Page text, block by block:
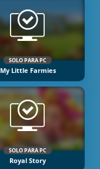
SOLO PARA PC
My Little Farmies
SOLO PARA PC
Royal Story